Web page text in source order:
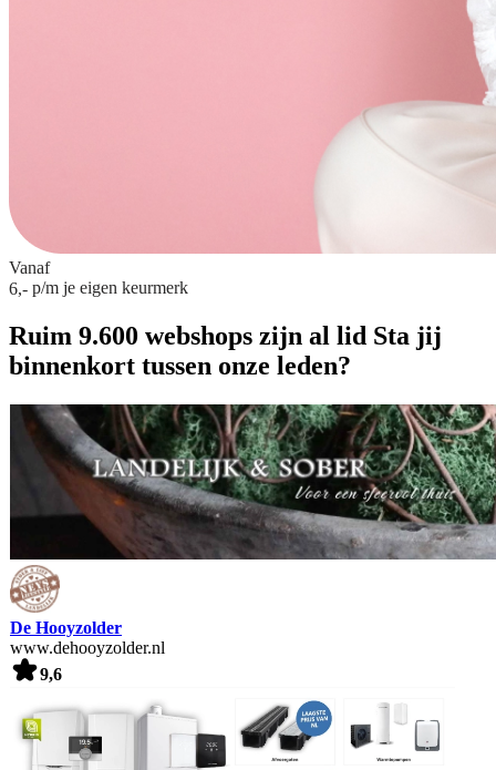
Vanaf
6,- p/m je eigen keurmerk
Ruim 9.600 webshops zijn al lid Sta jij
binnenkort tussen onze leden?
De Hooyzolder
www.dehooyzolder.nl
9,6